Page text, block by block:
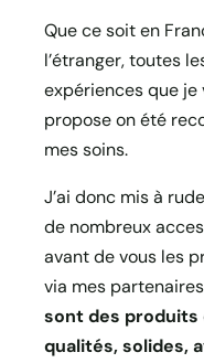
Que ce soit en
l’étranger, toutes
expériences que je
propose on été
mes soins.
J’ai donc mis à
de nombreux
avant de vous les
via mes
sont des produits
qualités, solides,